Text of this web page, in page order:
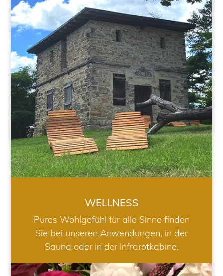
WELLNESS
WELLNESS
Pures Wohlgefühl für alle Sinne finden
Sie bei unseren Anwendungen, in der
Sauna oder in der Infrarotkabine.